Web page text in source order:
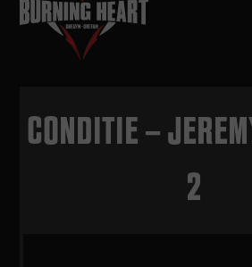
CONDITIE –
2